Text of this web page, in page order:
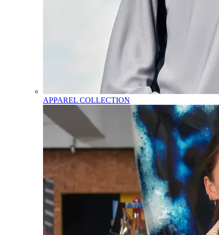
APPAREL COLLECTION